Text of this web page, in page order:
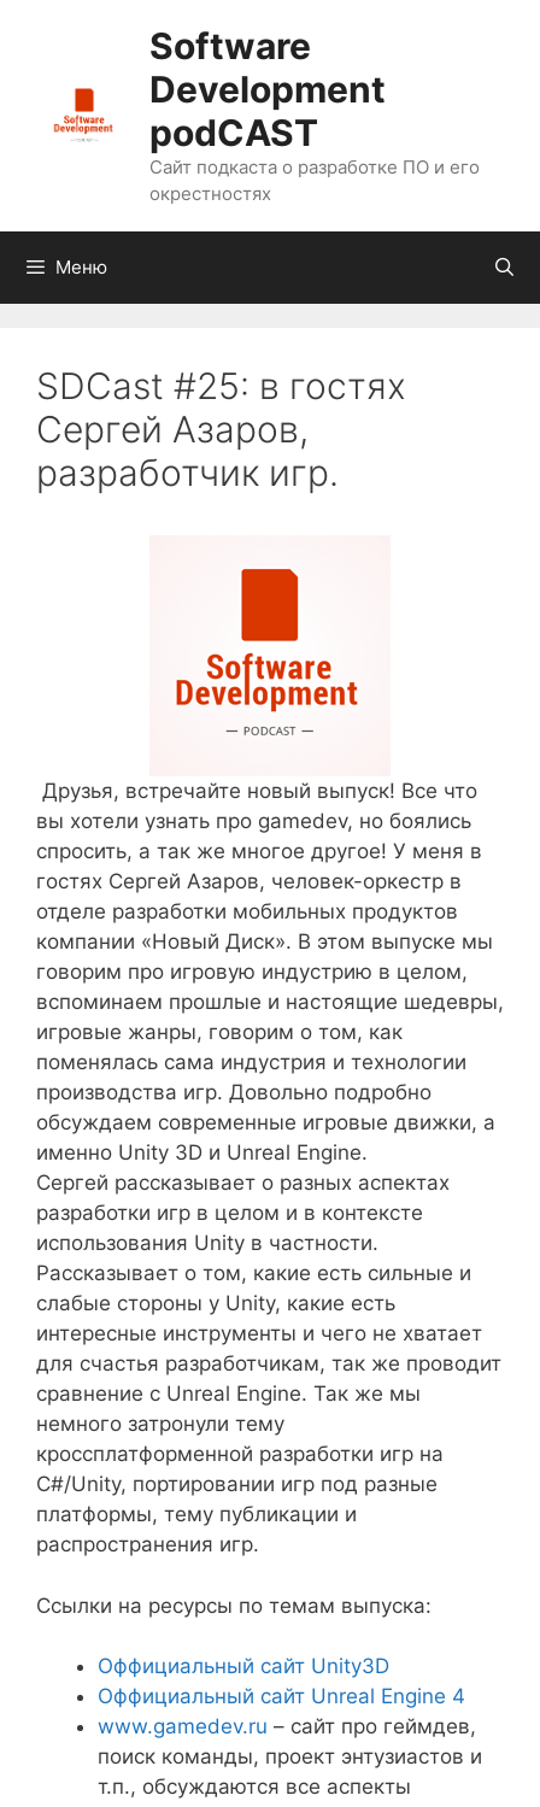
Software
Development
podCAST
Сайт подкаста о разработке ПО и его
окрестностях
Меню
SDCast #25: в гостях
Сергей Азаров,
разработчик игр.
Друзья, встречайте новый выпуск! Все что
вы хотели узнать про gamedev, но боялись
спросить, а так же многое другое! У меня в
гостях Сергей Азаров, человек-оркестр в
отделе разработки мобильных продуктов
компании «Новый Диск». В этом выпуске мы
говорим про игровую индустрию в целом,
вспоминаем прошлые и настоящие шедевры,
игровые жанры, говорим о том, как
поменялась сама индустрия и технологии
производства игр. Довольно подробно
обсуждаем современные игровые движки, а
именно Unity 3D и Unreal Engine.
Сергей рассказывает о разных аспектах
разработки игр в целом и в контексте
использования Unity в частности.
Рассказывает о том, какие есть сильные и
слабые стороны у Unity, какие есть
интересные инструменты и чего не хватает
для счастья разработчикам, так же проводит
сравнение с Unreal Engine. Так же мы
немного затронули тему
кроссплатформенной разработки игр на
C#/Unity, портировании игр под разные
платформы, тему публикации и
распространения игр.
Ссылки на ресурсы по темам выпуска:
Оффициальный сайт Unity3D
Оффициальный сайт Unreal Engine 4
www.gamedev.ru – сайт про геймдев,
поиск команды, проект энтузиастов и
т.п., обсуждаются все аспекты